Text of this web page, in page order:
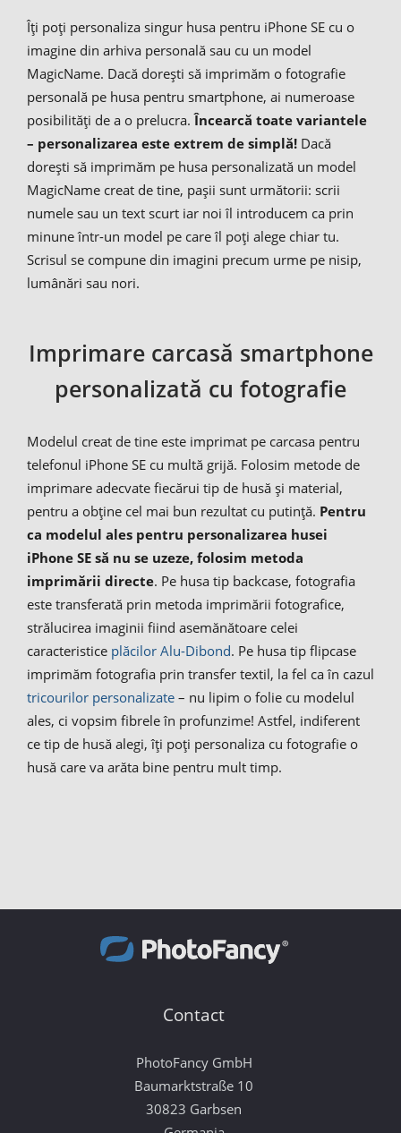
Îți poți personaliza singur husa pentru iPhone SE cu o
imagine din arhiva personală sau cu un model
MagicName. Dacă dorești să imprimăm o fotografie
personală pe husa pentru smartphone, ai numeroase
posibilități de a o prelucra.Încearcă toate variantele
– personalizarea este extrem de simplă! Dacă
dorești să imprimăm pe husa personalizată un model
MagicName creat de tine, pașii sunt următorii: scrii
numele sau un text scurt iar noi îl introducem ca prin
minune într-un model pe care îl poți alege chiar tu.
Scrisul se compune din imagini precum urme pe nisip,
lumânări sau nori.
Imprimare carcasă smartphone
personalizată cu fotografie
Modelul creat de tine este imprimat pe carcasa pentru
telefonul iPhone SE cu multă grijă. Folosim metode de
imprimare adecvate fiecărui tip de husă și material,
pentru a obține cel mai bun rezultat cu putință. Pentru
ca modelul ales pentru personalizarea husei
iPhone SE să nu se uzeze, folosim metoda
imprimării directe. Pe husa tip backcase, fotografia
este transferată prin metoda imprimării fotografice,
strălucirea imaginii fiind asemănătoare celei
caracteristice plăcilor Alu-Dibond. Pe husa tip flipcase
imprimăm fotografia prin transfer textil, la fel ca în cazul
tricourilor personalizate – nu lipim o folie cu modelul
ales, ci vopsim fibrele în profunzime! Astfel, indiferent
ce tip de husă alegi, îți poți personaliza cu fotografie o
husă care va arăta bine pentru mult timp.
Contact
PhotoFancy GmbH
Baumarktstraße 10
30823 Garbsen